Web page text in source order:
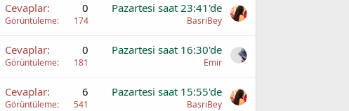
Cevaplar 0
Görüntüleme 174
Pazartesi saat 23:41'de
BasriBey
Cevaplar 0
Görüntüleme 181
Pazartesi saat 16:30'de
Emir
Cevaplar 6
Görüntüleme 541
Pazartesi saat 15:55'de
BasriBey